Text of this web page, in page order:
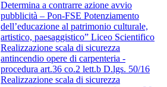
Determina a contrarre azione avvio
pubblicità – Pon-FSE Potenziamento
dell’educazione al patrimonio culturale,
artistico, paesaggistico” Liceo Scientifico
Realizzazione scala di sicurezza
antincendio opere di carpenteria -
procedura art.36 co.2 lett.b D.lgs. 50/16
Realizzazione scala di sicurezza